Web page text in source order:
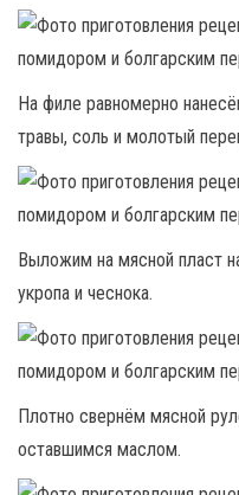
На филе равномерно
травы, соль и молотый
Выложим на мясной пласт
укропа и чеснока.
Плотно свернём мясной
оставшимся маслом.